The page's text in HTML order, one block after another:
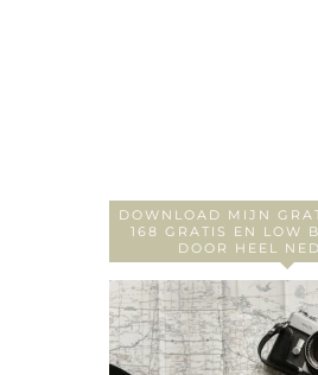
DOWNLOAD MIJN
168 GRATIS EN LOW
DOOR HEEL